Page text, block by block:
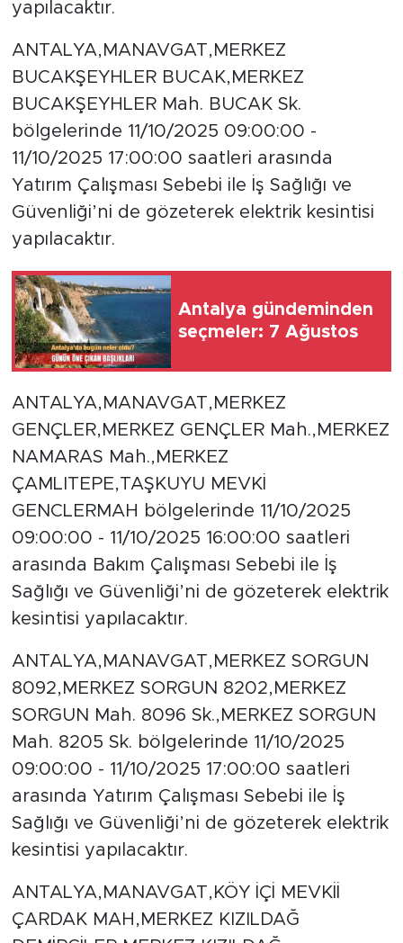
yapılacaktır.
ANTALYA,MANAVGAT,MERKEZ
BUCAKŞEYHLER BUCAK,MERKEZ
BUCAKŞEYHLER Mah. BUCAK Sk.
bölgelerinde 11/10/2025 09:00:00 -
11/10/2025 17:00:00 saatleri arasında
Yatırım Çalışması Sebebi ile İş Sağlığı ve
Güvenliği’ni de gözeterek elektrik kesintisi
yapılacaktır.
Antalya gündeminden
seçmeler: 7 Ağustos
ANTALYA,MANAVGAT,MERKEZ
GENÇLER,MERKEZ GENÇLER Mah.,MERKEZ
NAMARAS Mah.,MERKEZ
ÇAMLITEPE,TAŞKUYU MEVKİ
GENCLERMAH bölgelerinde 11/10/2025
09:00:00 - 11/10/2025 16:00:00 saatleri
arasında Bakım Çalışması Sebebi ile İş
Sağlığı ve Güvenliği’ni de gözeterek elektrik
kesintisi yapılacaktır.
ANTALYA,MANAVGAT,MERKEZ SORGUN
8092,MERKEZ SORGUN 8202,MERKEZ
SORGUN Mah. 8096 Sk.,MERKEZ SORGUN
Mah. 8205 Sk. bölgelerinde 11/10/2025
09:00:00 - 11/10/2025 17:00:00 saatleri
arasında Yatırım Çalışması Sebebi ile İş
Sağlığı ve Güvenliği’ni de gözeterek elektrik
kesintisi yapılacaktır.
ANTALYA,MANAVGAT,KÖY İÇİ MEVKİİ
ÇARDAK MAH,MERKEZ KIZILDAĞ